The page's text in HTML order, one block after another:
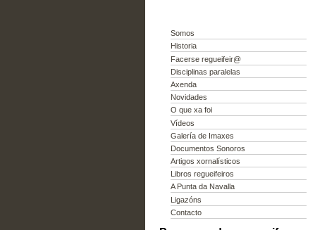
Somos
Historia
Facerse regueifeir@
Disciplinas paralelas
Axenda
Novidades
O que xa foi
Vídeos
Galería de Imaxes
Documentos Sonoros
Artigos xornalísticos
Libros regueifeiros
A Punta da Navalla
Ligazóns
Contacto